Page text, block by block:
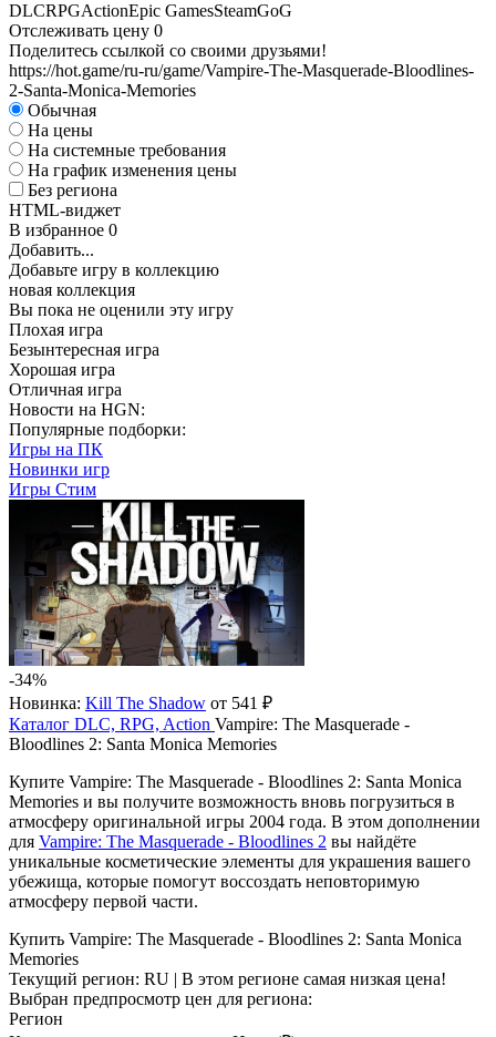
DLCRPGActionEpic GamesSteamGoG
Отслеживать цену 0
Поделитесь ссылкой со своими друзьями!
https://hot.game/ru-ru/game/Vampire-The-Masquerade-Bloodlines-
2-Santa-Monica-Memories
Обычная
На цены
На системные требования
На график изменения цены
Без региона
HTML-виджет
В избранное 0
Добавить...
Добавьте игру в коллекцию
новая коллекция
Вы пока не оценили эту игру
Плохая игра
Безынтересная игра
Хорошая игра
Отличная игра
Новости на HGN:
Популярные подборки:
Игры на ПК
Новинки игр
Игры Стим
-34%
Новинка: Kill The Shadow от 541 ₽
Каталог DLC, RPG, Action Vampire: The Masquerade -
Bloodlines 2: Santa Monica Memories
Купите Vampire: The Masquerade - Bloodlines 2: Santa Monica
Memories и вы получите возможность вновь погрузиться в
атмосферу оригинальной игры 2004 года. В этом дополнении
для Vampire: The Masquerade - Bloodlines 2 вы найдёте
уникальные косметические элементы для украшения вашего
убежища, которые помогут воссоздать неповторимую
атмосферу первой части.
Купить Vampire: The Masquerade - Bloodlines 2: Santa Monica
Memories
Текущий регион: RU | В этом регионе самая низкая цена!
Выбран предпросмотр цен для региона:
Регион